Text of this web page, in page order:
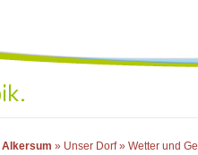
Alkersum » Unser Dorf» Wetter und